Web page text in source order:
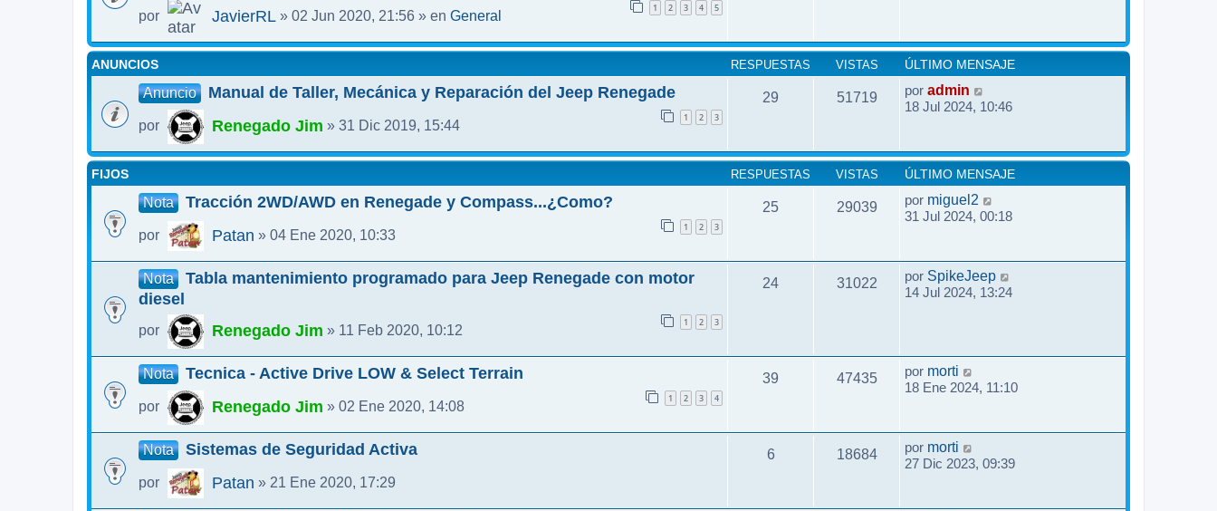
por JavierRL » 02 Jun 2020, 21:56 » en General 1 2 3 4 5
ANUNCIOS RESPUESTAS VISTAS ÚLTIMO MENSAJE
Anuncio Manual de Taller, Mecánica y Reparación del Jeep Renegade
por Renegado Jim » 31 Dic 2019, 15:44
1 2 3
29 51719 por admin
18 Jul 2024, 10:46
FIJOS RESPUESTAS VISTAS ÚLTIMO MENSAJE
Nota Tracción 2WD/AWD en Renegade y Compass...¿Como?
por Patan » 04 Ene 2020, 10:33
1 2 3
25 29039 por miguel2
31 Jul 2024, 00:18
Nota
Tabla mantenimiento programado para Jeep Renegade con motor
diesel
por Renegado Jim » 11 Feb 2020, 10:12
1 2 3
24 31022 por SpikeJeep
14 Jul 2024, 13:24
Nota Tecnica - Active Drive LOW & Select Terrain
por Renegado Jim » 02 Ene 2020, 14:08
1 2 3 4
39 47435 por morti
18 Ene 2024, 11:10
Nota Sistemas de Seguridad Activa
por Patan » 21 Ene 2020, 17:29
6 18684 por morti
27 Dic 2023, 09:39